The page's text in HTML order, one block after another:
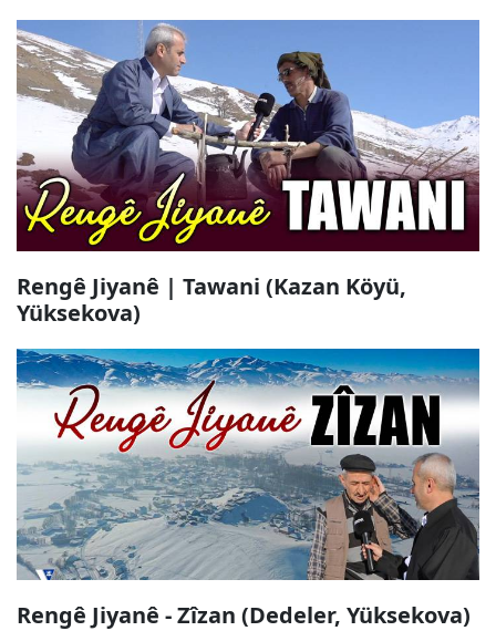
Rengê Jiyanê | Tawani (Kazan Köyü,
Yüksekova)
Rengê Jiyanê - Zîzan (Dedeler, Yüksekova)